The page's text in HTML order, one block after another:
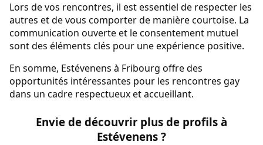
Lors de vos rencontres, il est essentiel de respecter les
autres et de vous comporter de manière courtoise. La
communication ouverte et le consentement mutuel
sont des éléments clés pour une expérience positive.
En somme, Estévenens à Fribourg offre des
opportunités intéressantes pour les rencontres gay
dans un cadre respectueux et accueillant.
Envie de découvrir plus de profils à
Estévenens ?